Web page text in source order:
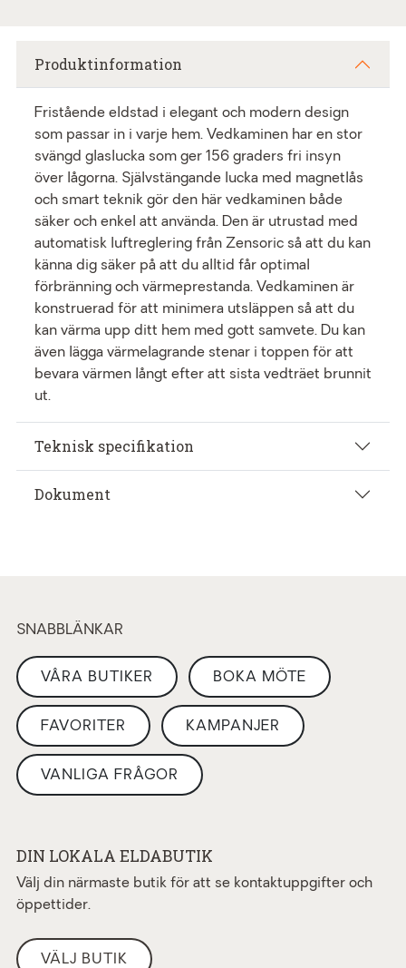
Produktinformation
Fristående eldstad i elegant och modern design
som passar in i varje hem. Vedkaminen har en stor
svängd glaslucka som ger 156 graders fri insyn
över lågorna. Självstängande lucka med magnetlås
och smart teknik gör den här vedkaminen både
säker och enkel att använda. Den är utrustad med
automatisk luftreglering från Zensoric så att du kan
känna dig säker på att du alltid får optimal
förbränning och värmeprestanda. Vedkaminen är
konstruerad för att minimera utsläppen så att du
kan värma upp ditt hem med gott samvete. Du kan
även lägga värmelagrande stenar i toppen för att
bevara värmen långt efter att sista vedträet brunnit
ut.
Teknisk specifikation
Dokument
SNABBLÄNKAR
VÅRA BUTIKER BOKA MÖTE
FAVORITER KAMPANJER
VANLIGA FRÅGOR
DIN LOKALA ELDABUTIK
Välj din närmaste butik för att se kontaktuppgifter och
öppettider.
VÄLJ BUTIK